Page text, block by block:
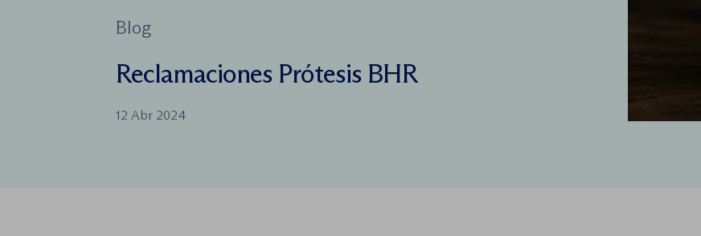
Blog
Reclamaciones Prótesis BHR
12 Abr 2024